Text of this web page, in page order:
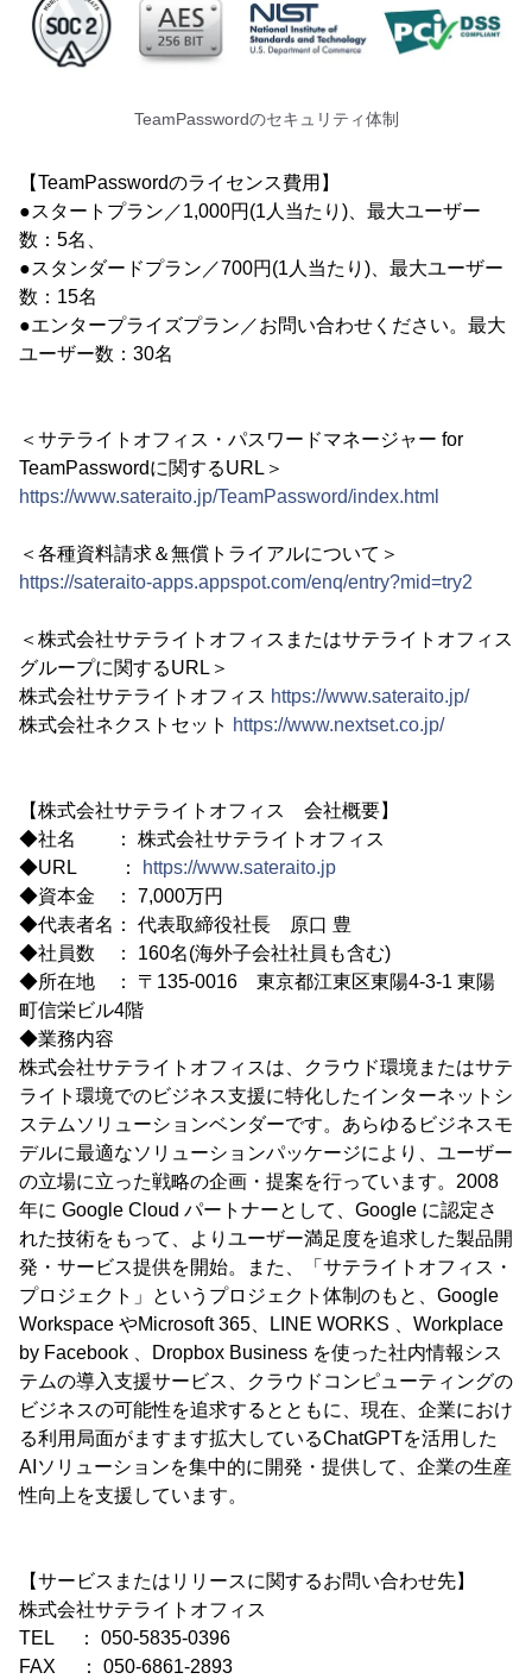
TeamPasswordのセキュリティ体制
【TeamPasswordのライセンス費用】
●スタートプラン／1,000円(1人当たり)、最大ユーザー
数：5名、
●スタンダードプラン／700円(1人当たり)、最大ユーザー
数：15名
●エンタープライズプラン／お問い合わせください。最大
ユーザー数：30名
＜サテライトオフィス・パスワードマネージャー for
TeamPasswordに関するURL＞
https://www.sateraito.jp/TeamPassword/index.html
＜各種資料請求＆無償トライアルについて＞
https://sateraito-apps.appspot.com/enq/entry?mid=try2
＜株式会社サテライトオフィスまたはサテライトオフィス
グループに関するURL＞
株式会社サテライトオフィス https://www.sateraito.jp/
株式会社ネクストセット https://www.nextset.co.jp/
【株式会社サテライトオフィス 会社概要】
◆社名 ： 株式会社サテライトオフィス
◆URL ：
https://www.sateraito.jp
◆資本金 ： 7,000万円
◆代表者名： 代表取締役社長 原口 豊
◆社員数 ： 160名(海外子会社社員も含む)
◆所在地 ： 〒135-0016 東京都江東区東陽4-3-1 東陽
町信栄ビル4階
◆業務内容
株式会社サテライトオフィスは、クラウド環境またはサテ
ライト環境でのビジネス支援に特化したインターネットシ
ステムソリューションベンダーです。あらゆるビジネスモ
デルに最適なソリューションパッケージにより、ユーザー
の立場に立った戦略の企画・提案を行っています。2008
年に Google Cloud パートナーとして、Google に認定さ
れた技術をもって、よりユーザー満足度を追求した製品開
発・サービス提供を開始。また、「サテライトオフィス・
プロジェクト」というプロジェクト体制のもと、Google
Workspace やMicrosoft 365、LINE WORKS 、Workplace
by Facebook 、Dropbox Business を使った社内情報シス
テムの導入支援サービス、クラウドコンピューティングの
ビジネスの可能性を追求するとともに、現在、企業におけ
る利用局面がますます拡大しているChatGPTを活用した
AIソリューションを集中的に開発・提供して、企業の生産
性向上を支援しています。
【サービスまたはリリースに関するお問い合わせ先】
株式会社サテライトオフィス
TEL ： 050-5835-0396
FAX ： 050-6861-2893